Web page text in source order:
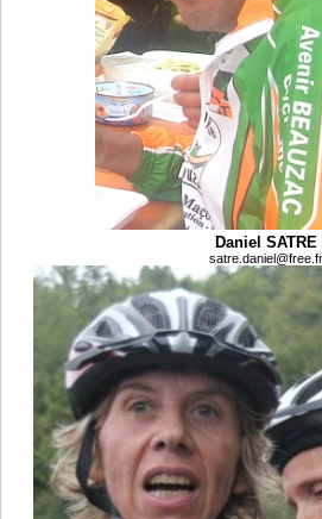
Daniel SATRE
satre.daniel@free.fr